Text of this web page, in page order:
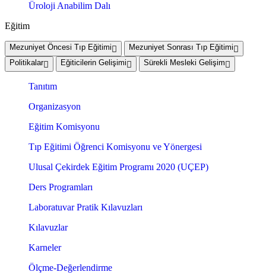
Üroloji Anabilim Dalı
Eğitim
Mezuniyet Öncesi Tıp Eğitimi
Mezuniyet Sonrası Tıp Eğitimi
Politikalar
Eğiticilerin Gelişimi Sürekli Mesleki Gelişim
Tanıtım
Organizasyon
Eğitim Komisyonu
Tıp Eğitimi Öğrenci Komisyonu ve Yönergesi
Ulusal Çekirdek Eğitim Programı 2020 (UÇEP)
Ders Programları
Laboratuvar Pratik Kılavuzları
Kılavuzlar
Karneler
Ölçme-Değerlendirme